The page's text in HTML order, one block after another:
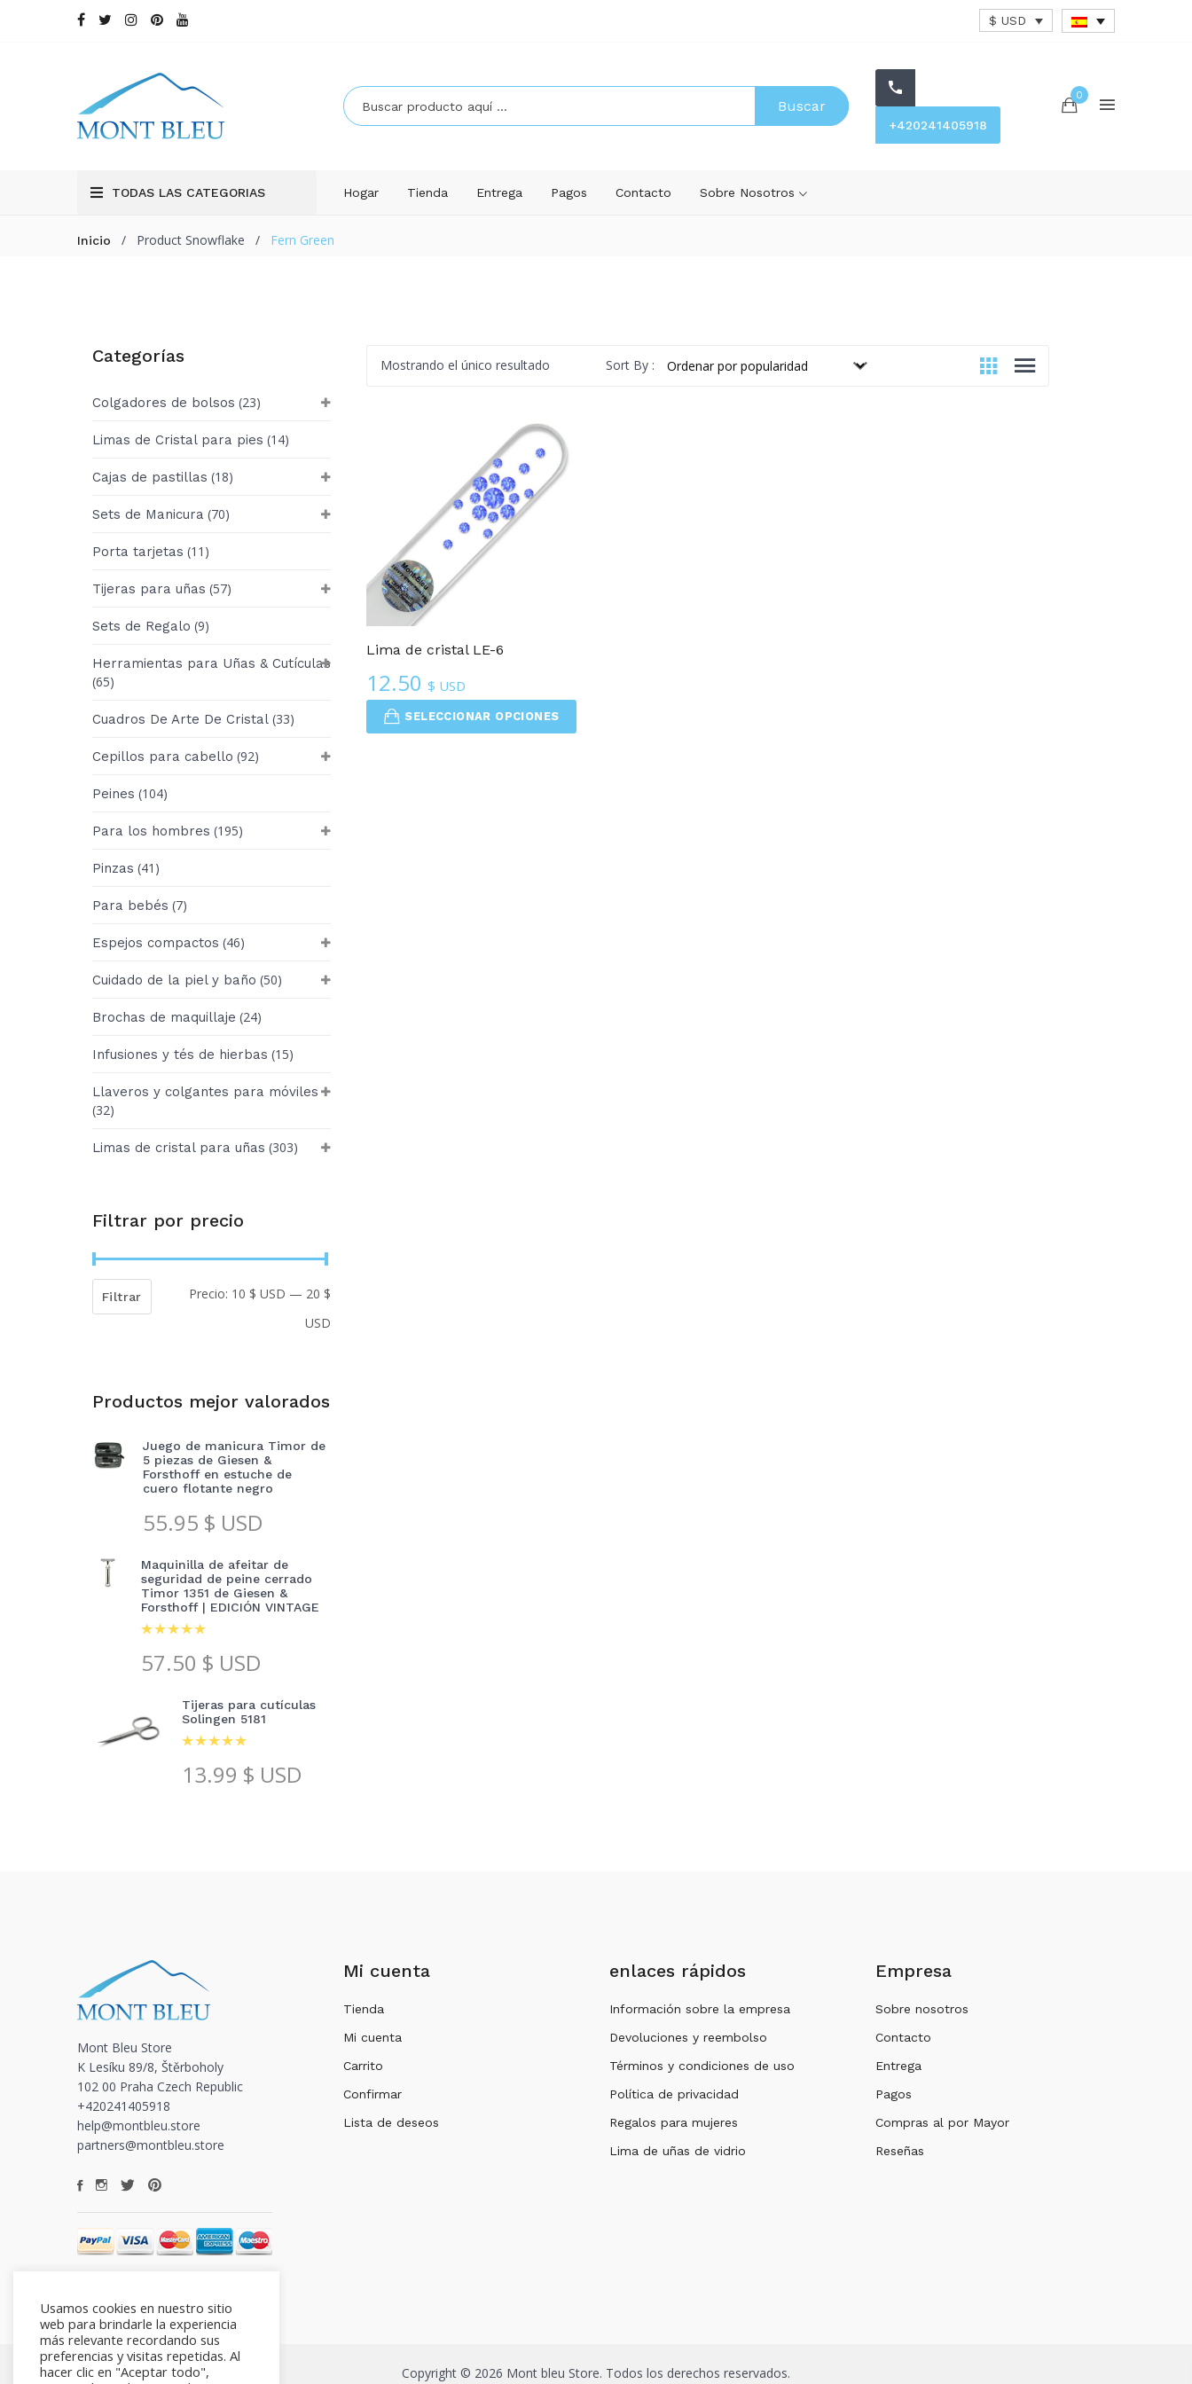
$ USD
Buscar
+420241405918
0
TODAS LAS CATEGORIAS Hogar Tienda Entrega Pagos Contacto Sobre Nosotros
Inicio / Product Snowflake / Fern Green
Categorías
Colgadores de bolsos (23)
Limas de Cristal para pies (14)
Cajas de pastillas (18)
Sets de Manicura (70)
Porta tarjetas (11)
Tijeras para uñas (57)
Sets de Regalo (9)
Herramientas para Uñas & Cutículas
(65)
Cuadros De Arte De Cristal (33)
Cepillos para cabello (92)
Peines (104)
Para los hombres (195)
Pinzas (41)
Para bebés (7)
Espejos compactos (46)
Cuidado de la piel y baño (50)
Brochas de maquillaje (24)
Infusiones y tés de hierbas (15)
Llaveros y colgantes para móviles
(32)
Limas de cristal para uñas (303)
Filtrar por precio
Filtrar Precio: 10 $ USD — 20 $
USD
Productos mejor valorados
Juego de manicura Timor de
5 piezas de Giesen &
Forsthoff en estuche de
cuero flotante negro
55.95 $ USD
Maquinilla de afeitar de
seguridad de peine cerrado
Timor 1351 de Giesen &
Forsthoff | EDICIÓN VINTAGE
57.50 $ USD
Tijeras para cutículas
Solingen 5181
13.99 $ USD
Mostrando el único resultado Sort By :
Lima de cristal LE-6
12.50 $ USD
SELECCIONAR OPCIONES
Mont Bleu Store
K Lesíku 89/8, Štěrboholy
102 00 Praha Czech Republic
+420241405918
help@montbleu.store
partners@montbleu.store
Mi cuenta
Tienda
Mi cuenta
Carrito
Confirmar
Lista de deseos
enlaces rápidos
Información sobre la empresa
Devoluciones y reembolso
Términos y condiciones de uso
Política de privacidad
Regalos para mujeres
Lima de uñas de vidrio
Empresa
Sobre nosotros
Contacto
Entrega
Pagos
Compras al por Mayor
Reseñas
Copyright © 2026 Mont bleu Store. Todos los derechos reservados.
Usamos cookies en nuestro sitio
web para brindarle la experiencia
más relevante recordando sus
preferencias y visitas repetidas. Al
hacer clic en "Aceptar todo",